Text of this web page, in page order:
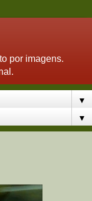
por imagens.
▼
▼